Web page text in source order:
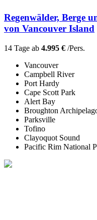
Regenwälder, Berge
von Vancouver Island
14 Tage ab 4.995 € /Pers.
Vancouver
Campbell River
Port Hardy
Cape Scott Park
Alert Bay
Broughton
Parksville
Tofino
Clayoquot Sound
Pacific Rim National